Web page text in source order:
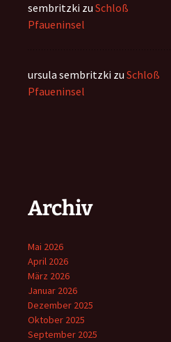
sembritzki zu Schloß
Pfaueninsel
ursula sembritzki zu Schloß
Pfaueninsel
Archiv
Mai 2026
April 2026
März 2026
Januar 2026
Dezember 2025
Oktober 2025
September 2025